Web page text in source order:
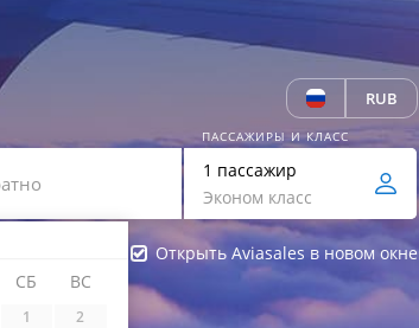
RUB
СБ ВС
1 2
ПАССАЖИРЫ И КЛАСС
1 пассажир
Эконом класс
Открыть Aviasales в новом окне